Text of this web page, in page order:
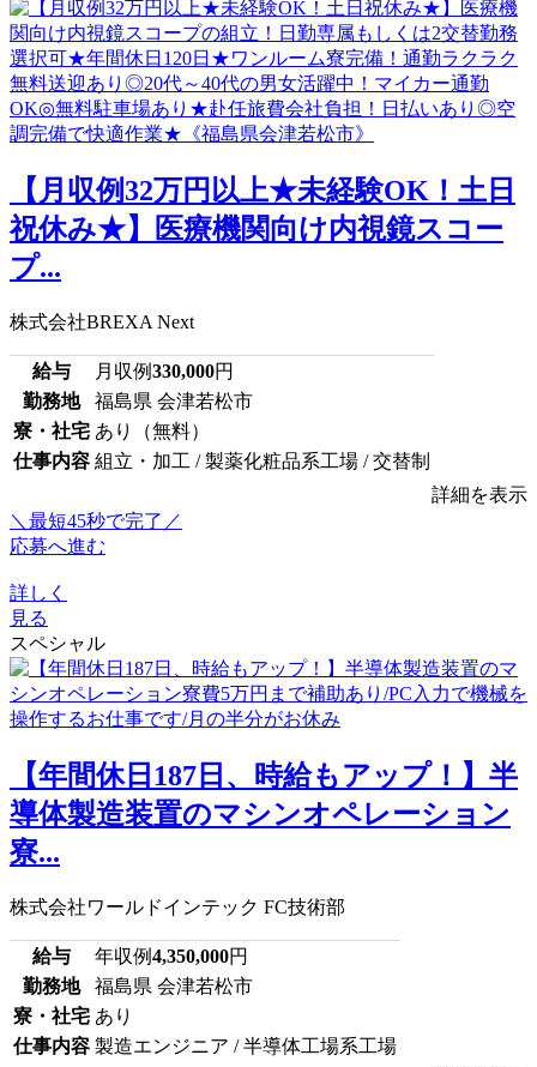
【月収例32万円以上★未経験OK！土日
祝休み★】医療機関向け内視鏡スコー
プ...
株式会社BREXA Next
給与 月収例330,000円
勤務地
福島県 会津若松市
寮・社宅 あり（無料）
仕事内容 組立・加工 / 製薬化粧品系工場 / 交替制
詳細を表示
＼最短45秒で完了／
応募へ進む
詳しく
見る
スペシャル
【年間休日187日、時給もアップ！】半
導体製造装置のマシンオペレーション
寮...
株式会社ワールドインテック FC技術部
給与 年収例4,350,000円
勤務地
福島県 会津若松市
寮・社宅 あり
仕事内容 製造エンジニア / 半導体工場系工場